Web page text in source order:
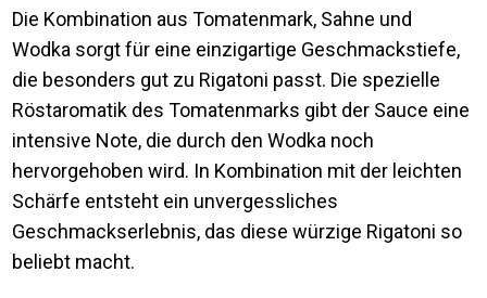
Die Kombination aus Tomatenmark, Sahne und
Wodka sorgt für eine einzigartige Geschmackstiefe,
die besonders gut zu Rigatoni passt. Die spezielle
Röstaromatik des Tomatenmarks gibt der Sauce eine
intensive Note, die durch den Wodka noch
hervorgehoben wird. In Kombination mit der leichten
Schärfe entsteht ein unvergessliches
Geschmackserlebnis, das diese würzige Rigatoni so
beliebt macht.